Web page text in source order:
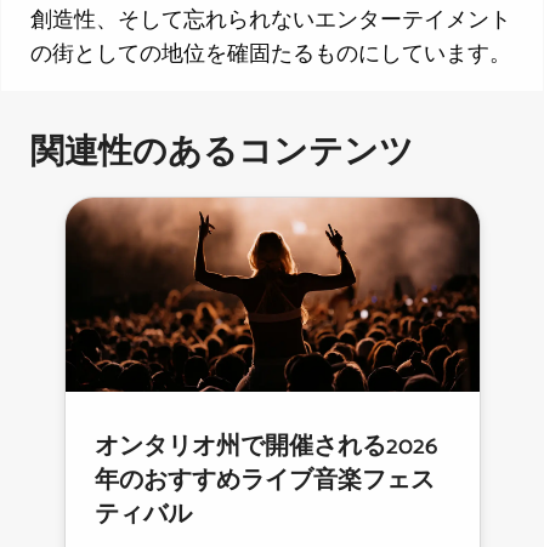
創造性、そして忘れられないエンターテイメント
の街としての地位を確固たるものにしています。
関連性のあるコンテンツ
オンタリオ州で開催される2026
年のおすすめライブ音楽フェス
ティバル